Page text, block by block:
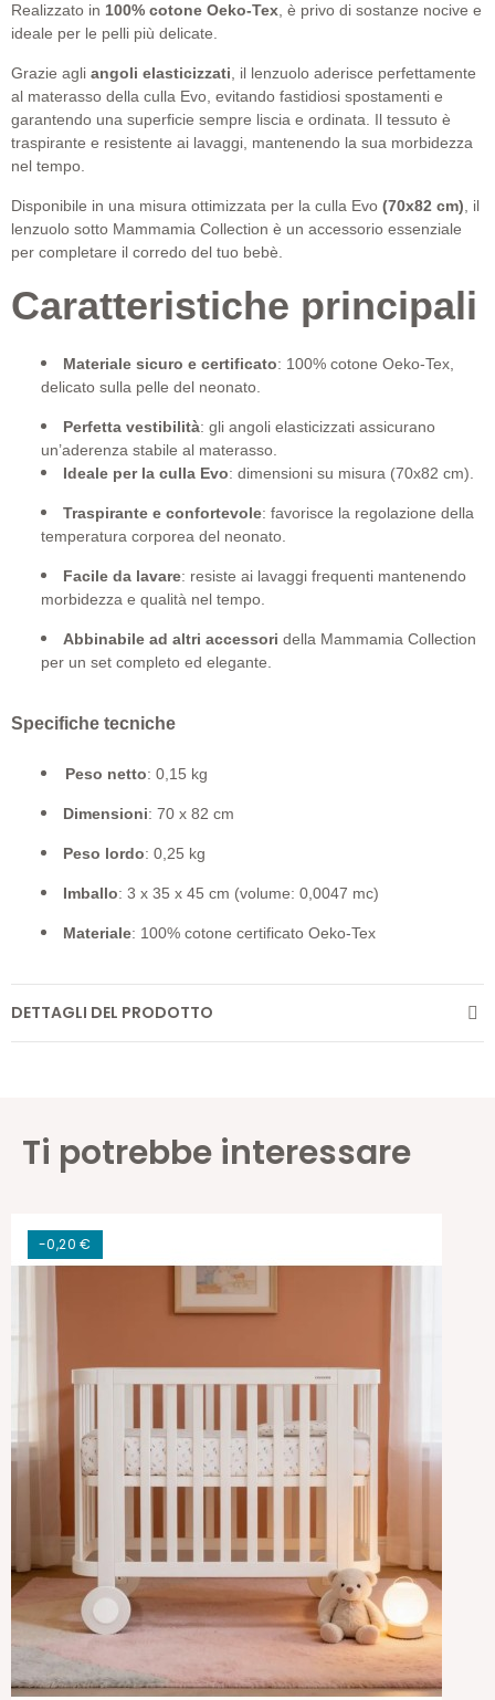
Realizzato in 100% cotone Oeko-Tex, è privo di sostanze nocive e
ideale per le pelli più delicate.
Grazie agli angoli elasticizzati, il lenzuolo aderisce perfettamente
al materasso della culla Evo, evitando fastidiosi spostamenti e
garantendo una superficie sempre liscia e ordinata. Il tessuto è
traspirante e resistente ai lavaggi, mantenendo la sua morbidezza
nel tempo.
Disponibile in una misura ottimizzata per la culla Evo (70x82 cm), il
lenzuolo sotto Mammamia Collection è un accessorio essenziale
per completare il corredo del tuo bebè.
Caratteristiche principali
Materiale sicuro e certificato: 100% cotone Oeko-Tex,
delicato sulla pelle del neonato.
Perfetta vestibilità: gli angoli elasticizzati assicurano
un’aderenza stabile al materasso.
Ideale per la culla Evo: dimensioni su misura (70x82 cm).
Traspirante e confortevole: favorisce la regolazione della
temperatura corporea del neonato.
Facile da lavare: resiste ai lavaggi frequenti mantenendo
morbidezza e qualità nel tempo.
Abbinabile ad altri accessori della Mammamia Collection
per un set completo ed elegante.
Specifiche tecniche
Peso netto: 0,15 kg
Dimensioni: 70 x 82 cm
Peso lordo: 0,25 kg
Imballo: 3 x 35 x 45 cm (volume: 0,0047 mc)
Materiale: 100% cotone certificato Oeko-Tex
DETTAGLI DEL PRODOTTO
Ti potrebbe interessare
-0,20 €